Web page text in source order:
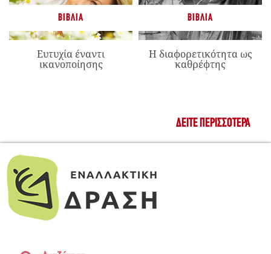
ΒΙΒΛΊΑ
Ευτυχία έναντι
ικανοποίησης
ΒΙΒΛΊΑ
Η διαφορετικότητα ως
καθρέφτης
ΔΕΊΤΕ ΠΕΡΙΣΣΌΤΕΡΑ